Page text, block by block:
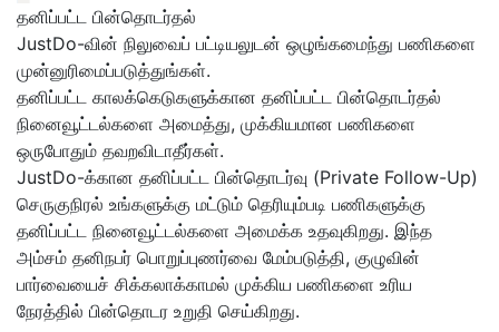
தனிப்பட்ட பின்தொடர்தல்
JustDo-வின் நிலுவைப் பட்டியலுடன் ஒழுங்கமைந்து பணிகளை
முன்னுரிமைப்படுத்துங்கள்.
தனிப்பட்ட காலக்கெடுகளுக்கான தனிப்பட்ட பின்தொடர்தல்
நினைவூட்டல்களை அமைத்து, முக்கியமான பணிகளை
ஒருபோதும் தவறவிடாதீர்கள்.
JustDo-க்கான தனிப்பட்ட பின்தொடர்வு (Private Follow-Up)
செருகுநிரல் உங்களுக்கு மட்டும் தெரியும்படி பணிகளுக்கு
தனிப்பட்ட நினைவூட்டல்களை அமைக்க உதவுகிறது. இந்த
அம்சம் தனிநபர் பொறுப்புணர்வை மேம்படுத்தி, குழுவின்
பார்வையைச் சிக்கலாக்காமல் முக்கிய பணிகளை உரிய
நேரத்தில் பின்தொடர உறுதி செய்கிறது.